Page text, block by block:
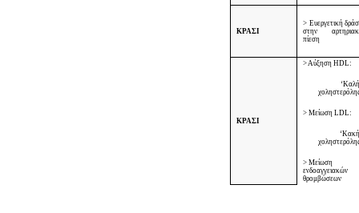
ΚΡΑΣΙ
> Ευεργετική
στην
πίεση
ΚΡΑΣΙ
> ΑύξησηHDL:
> ΜείωσηLDL:
> Μείωση
ενδοαγγειακών
θρομβώσεων